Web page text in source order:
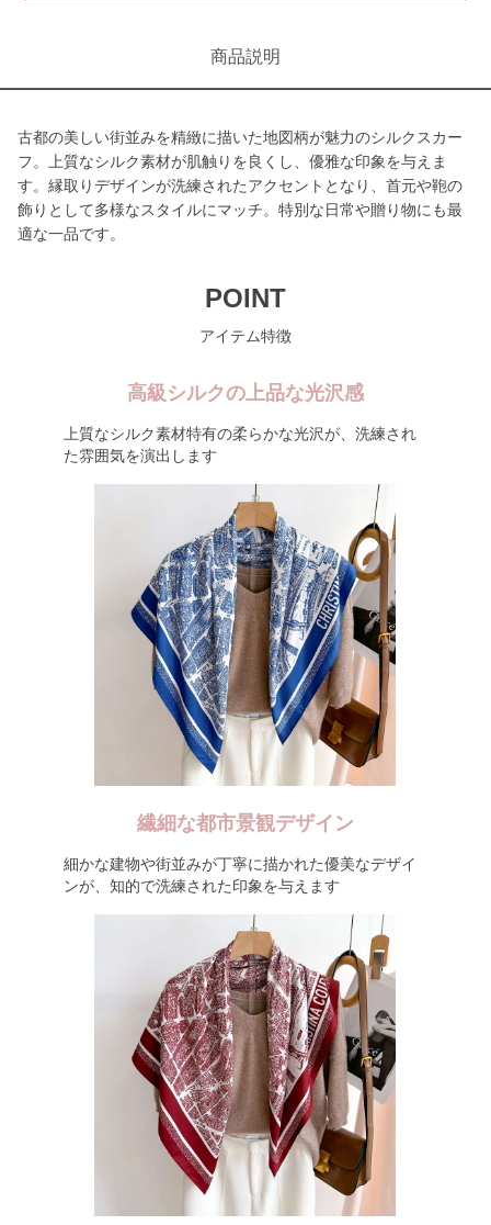
商品説明
古都の美しい街並みを精緻に描いた地図柄が魅力のシルクスカー
フ。上質なシルク素材が肌触りを良くし、優雅な印象を与えま
す。縁取りデザインが洗練されたアクセントとなり、首元や鞄の
飾りとして多様なスタイルにマッチ。特別な日常や贈り物にも最
適な一品です。
POINT
アイテム特徴
高級シルクの上品な光沢感
上質なシルク素材特有の柔らかな光沢が、洗練され
た雰囲気を演出します
繊細な都市景観デザイン
細かな建物や街並みが丁寧に描かれた優美なデザイ
ンが、知的で洗練された印象を与えます